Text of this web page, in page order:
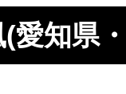
愛知県